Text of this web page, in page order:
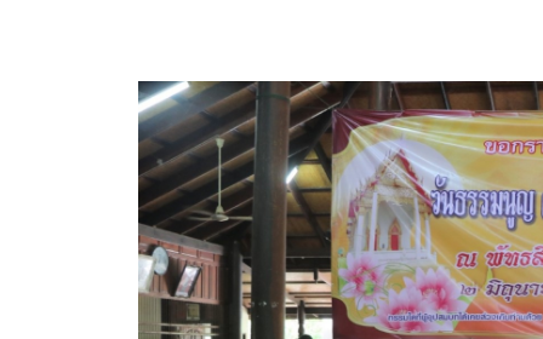
กิจกรรม
ข่าวประชาสัมพันธ์
ประกาศจัดซื้อ-จัดจ้าง
ประกาศจัดซื้อ-จัดจ้างภาครัฐ